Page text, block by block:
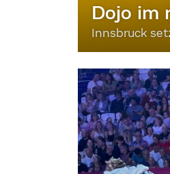
Dojo im
Innsbruck